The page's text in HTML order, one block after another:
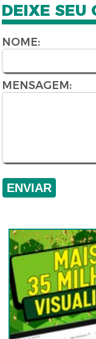
DEIXE SEU
NOME:
MENSAGEM: